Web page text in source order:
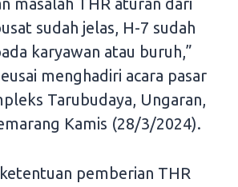
sudah jelas, H-7 sudah
karyawan atau buruh,”
menghadiri acara pasar
Tarubudaya, Ungaran,
Kamis (28/3/2024).
pemberian THR